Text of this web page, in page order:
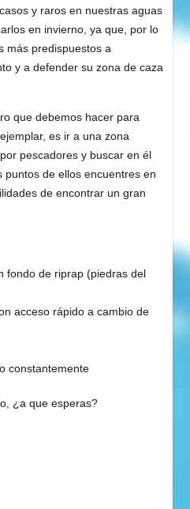
y raros en nuestras aguas
en invierno, ya que, por lo
más predispuestos a
y a defender su zona de caza
que debemos hacer para
es ir a una zona
pescadores y buscar en él
de ellos encuentres en
de encontrar un gran
fondo de riprap (piedras del
acceso rápido a cambio de
constantemente
¿a que esperas?